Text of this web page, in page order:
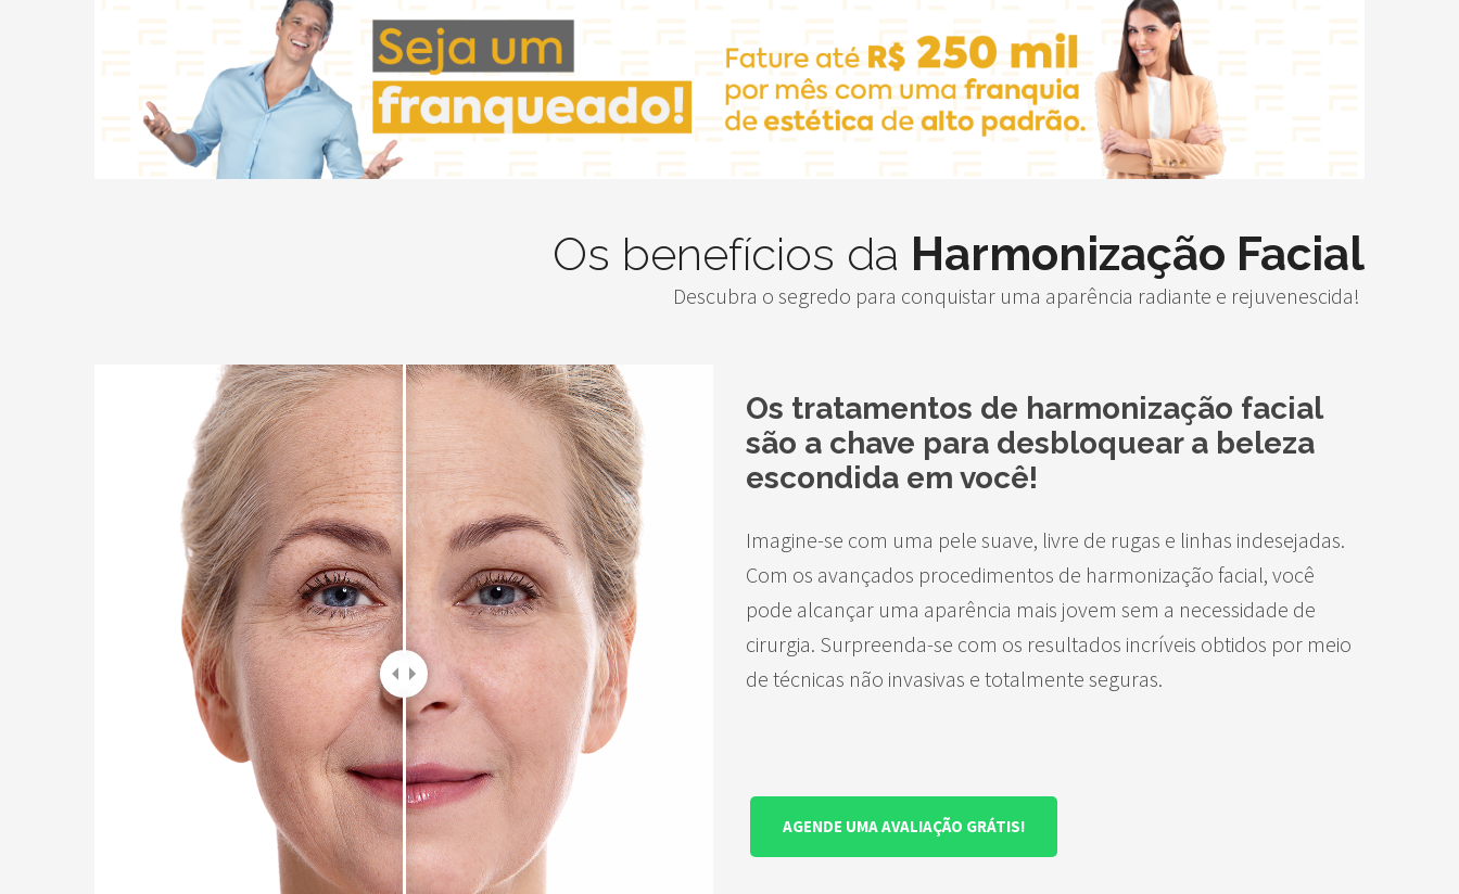
Os benefícios da Harmonização Facial
Descubra o segredo para conquistar uma aparência radiante e rejuvenescida!
Os tratamentos de harmonização facial
são a chave para desbloquear a beleza
escondida em você!
Imagine-se com uma pele suave, livre de rugas e linhas indesejadas.
Com os avançados procedimentos de harmonização facial, você
pode alcançar uma aparência mais jovem sem a necessidade de
cirurgia. Surpreenda-se com os resultados incríveis obtidos por meio
de técnicas não invasivas e totalmente seguras.
AGENDE UMA AVALIAÇÃO GRÁTIS!